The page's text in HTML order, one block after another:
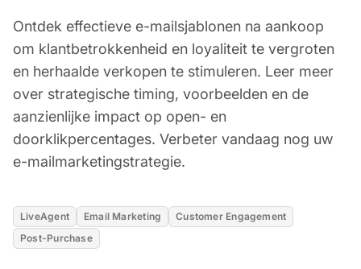
Ontdek effectieve e-mailsjablonen na aankoop
om klantbetrokkenheid en loyaliteit te vergroten
en herhaalde verkopen te stimuleren. Leer meer
over strategische timing, voorbeelden en de
aanzienlijke impact op open- en
doorklikpercentages. Verbeter vandaag nog uw
e-mailmarketingstrategie.
LiveAgent Email Marketing
Customer Engagement
Post-Purchase